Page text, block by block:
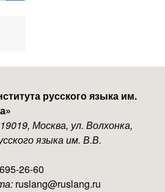
русского языка им.
»
Москва, ул. Волхонка,
языка им. В.В.
695-26-60
ruslang@ruslang.ru